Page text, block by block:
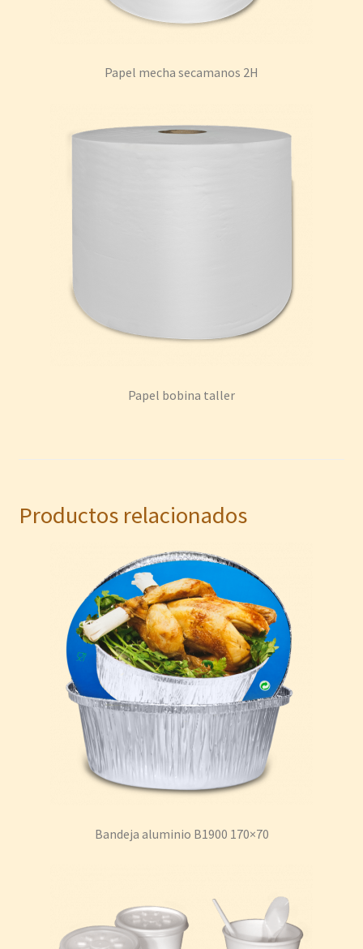
Papel mecha secamanos 2H
Papel bobina taller
Productos relacionados
Bandeja aluminio B1900 170×70